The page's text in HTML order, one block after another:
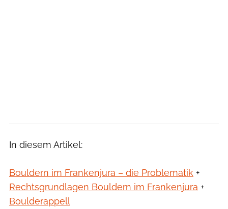
In diesem Artikel:
Bouldern im Frankenjura – die Problematik +
Rechtsgrundlagen Bouldern im Frankenjura +
Boulderappell